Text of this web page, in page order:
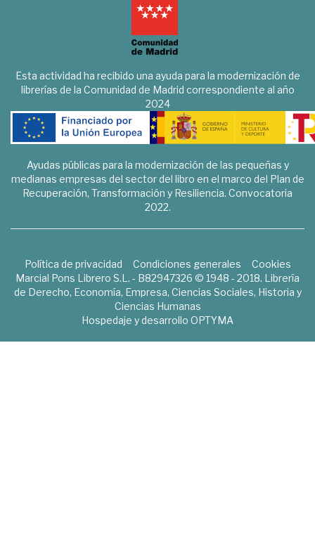
Esta actividad ha recibido una ayuda para la modernización de
librerías de la Comunidad de Madrid correspondiente al año
2024
Ayudas públicas para la modernización de las pequeñas y
medianas empresas del sector del libro en el marco del Plan de
Recuperación, Transformación y Resiliencia. Convocatoria
2022.
Política de privacidad Condiciones generales
Cookies
Marcial Pons Librero S.L. - B82947326 © 1948 - 2018. Librería
de Derecho, Economía, Empresa, Ciencias Sociales, Historia y
Ciencias Humanas
Hospedaje y desarrollo OPTYMA